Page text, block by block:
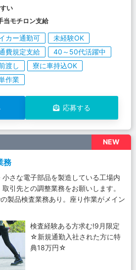
い
当モチロン支給
カー通勤可
未経験OK
費規定支給
40～50代活躍中
渡し
寮に車持込OK
作業
応募する
NEW
務
さな電子部品を製造している工場内
引先との調整業務をお願いします。
製品検査業務あり。座り作業がメイン
検査経験ある方求む!9月限定
☆新規通勤入社された方に特
典18万円☆